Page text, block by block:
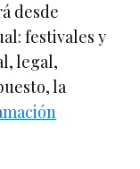
desde
festivales y
legal,
la
n